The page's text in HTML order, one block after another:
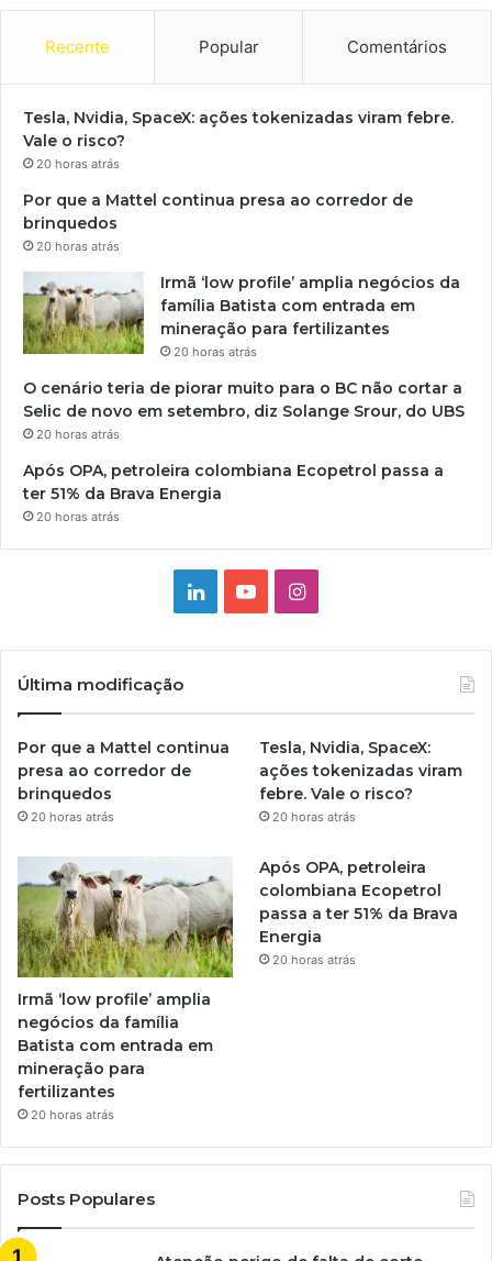
Recente Popular Comentários
Tesla, Nvidia, SpaceX: ações tokenizadas viram febre.
Vale o risco?
20 horas atrás
Por que a Mattel continua presa ao corredor de
brinquedos
20 horas atrás
Irmã ‘low profile’ amplia negócios da
família Batista com entrada em
mineração para fertilizantes
20 horas atrás
O cenário teria de piorar muito para o BC não cortar a
Selic de novo em setembro, diz Solange Srour, do UBS
20 horas atrás
Após OPA, petroleira colombiana Ecopetrol passa a
ter 51% da Brava Energia
20 horas atrás
LinkedinYouTubeInstagram
Última modificação
Por que a Mattel continua
presa ao corredor de
brinquedos
20 horas atrás
Tesla, Nvidia, SpaceX:
ações tokenizadas viram
febre. Vale o risco?
20 horas atrás
Irmã ‘low profile’ amplia
negócios da família
Batista com entrada em
mineração para
fertilizantes
20 horas atrás
Após OPA, petroleira
colombiana Ecopetrol
passa a ter 51% da Brava
Energia
20 horas atrás
Posts Populares